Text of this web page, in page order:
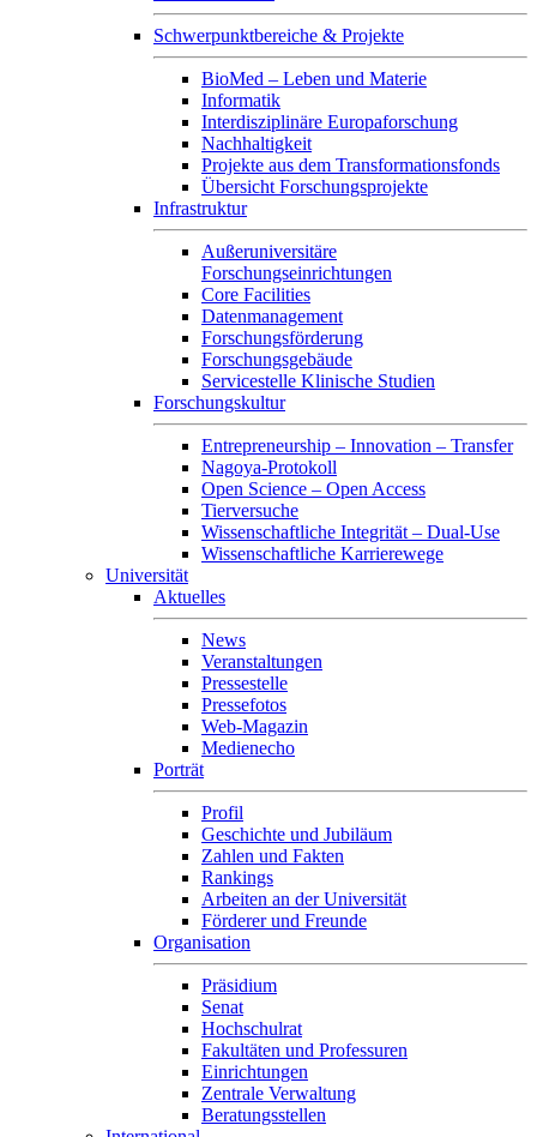
Schwerpunktbereiche & Projekte
BioMed – Leben und Materie
Informatik
Interdisziplinäre Europaforschung
Nachhaltigkeit
Projekte aus dem Transformationsfonds
Übersicht Forschungsprojekte
Infrastruktur
Außeruniversitäre
Forschungseinrichtungen
Core Facilities
Datenmanagement
Forschungsförderung
Forschungsgebäude
Servicestelle Klinische Studien
Forschungskultur
Entrepreneurship – Innovation – Transfer
Nagoya-Protokoll
Open Science – Open Access
Tierversuche
Wissenschaftliche Integrität – Dual-Use
Wissenschaftliche Karrierewege
Universität
Aktuelles
News
Veranstaltungen
Pressestelle
Pressefotos
Web-Magazin
Medienecho
Porträt
Profil
Geschichte und Jubiläum
Zahlen und Fakten
Rankings
Arbeiten an der Universität
Förderer und Freunde
Organisation
Präsidium
Senat
Hochschulrat
Fakultäten und Professuren
Einrichtungen
Zentrale Verwaltung
Beratungsstellen